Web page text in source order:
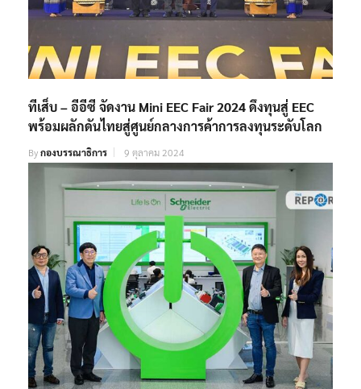
ทีเส็บ – อีอีซี จัดงาน Mini EEC Fair 2024 ดึงทุนสู่ EEC
พร้อมผลักดันไทยสู่ศูนย์กลางการค้าการลงทุนระดับโลก
Byกองบรรณาธิการ 9 ตุลาคม 2024